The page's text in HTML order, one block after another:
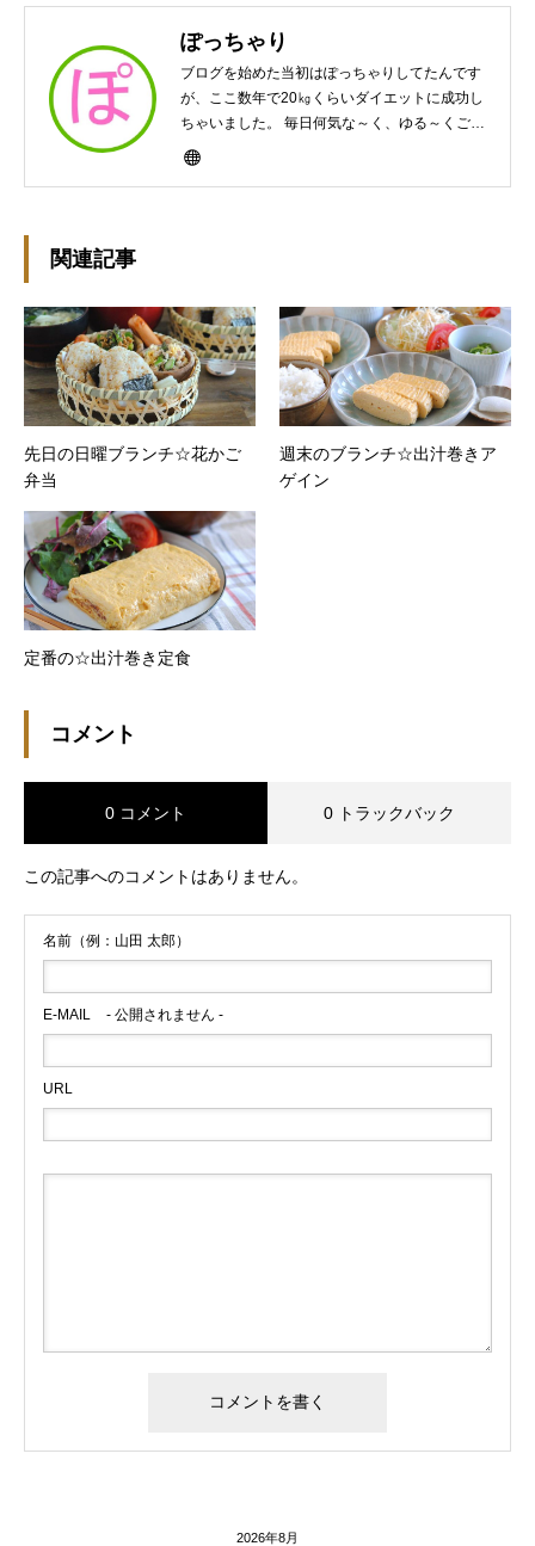
ぽっちゃり
ブログを始めた当初はぽっちゃりしてたんです
が、ここ数年で20㎏くらいダイエットに成功し
ちゃいました。 毎日何気な～く、ゆる～くご飯
作ってますんで、ゆる～い感じで見て頂けたら
関連記事
先日の日曜ブランチ☆花かご
弁当
週末のブランチ☆出汁巻きア
ゲイン
定番の☆出汁巻き定食
コメント
0 コメント 0 トラックバック
この記事へのコメントはありません。
名前（例：山田 太郎）
E-MAIL - 公開されません -
URL
2026年8月